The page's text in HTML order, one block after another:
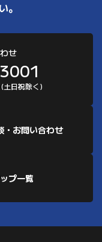
。
せ
土日祝除く)
・お問い合わせ
プ一覧